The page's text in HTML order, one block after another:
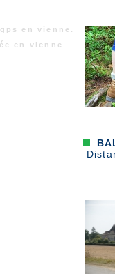
en vienne.
en vienne